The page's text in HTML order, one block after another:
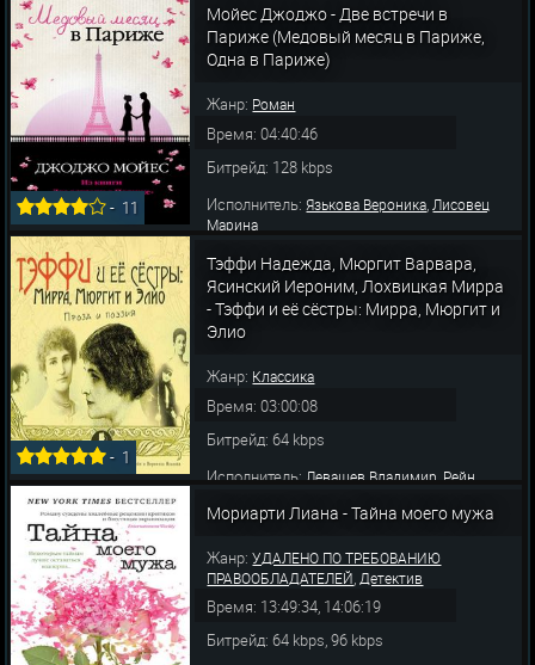
- 11
Мойес Джоджо - Две встречи в
Париже (Медовый месяц в Париже,
Одна в Париже)
Жанр: Роман
Время: 04:40:46
Битрейд: 128 kbps
Исполнитель:Язькова Вероника,Лисовец
Марина
- 1
Тэффи Надежда, Мюргит Варвара,
Ясинский Иероним, Лохвицкая Мирра
- Тэффи и её сёстры: Мирра, Мюргит и
Элио
Жанр: Классика
Время: 03:00:08
Битрейд: 64 kbps
Исполнитель: Левашев Владимир Рейн
Надежда,Федосов Станислав
Мориарти Лиана - Тайна моего мужа
Жанр:УДАЛЕНО ПО ТРЕБОВАНИЮ
ПРАВООБЛАДАТЕЛЕЙ,Детектив
Время: 13:49:34, 14:06:19
Битрейд: 64 kbps, 96 kbps